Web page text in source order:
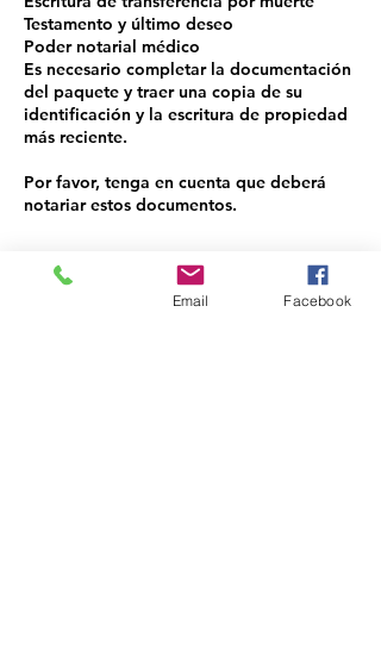
Testamento y último deseo
Poder notarial médico
Es necesario completar la documentación
del paquete y traer una copia de su
identificación y la escritura de propiedad
más reciente.
Por favor, tenga en cuenta que deberá
Contact Details
Email Facebook